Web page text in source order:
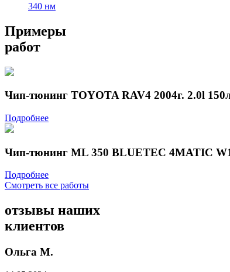
340 нм
Примеры
работ
Чип-тюнинг TOYOTA RAV4 2004г. 2.0l
Подробнее
Чип-тюнинг ML 350 BLUETEC 4MATIC
Подробнее
Смотреть все работы
отзывы наших
клиентов
Ольга М.